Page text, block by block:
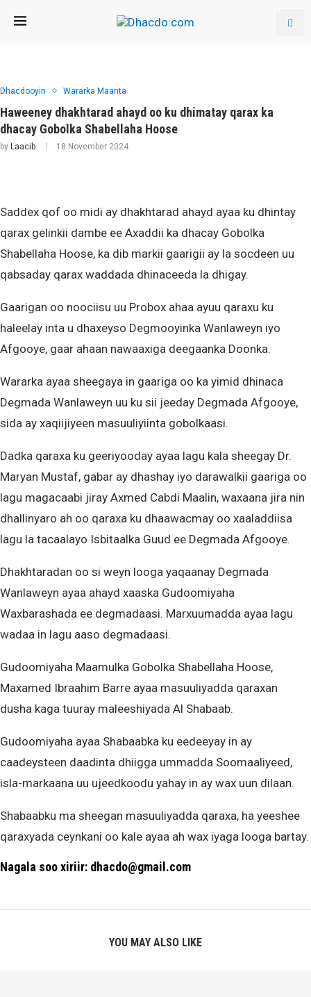
Dhacdooyin Wararka Maanta
Haweeney dhakhtarad ahayd oo ku dhimatay qarax ka
dhacay Gobolka Shabellaha Hoose
by Laacib 18 November 2024
Saddex qof oo midi ay dhakhtarad ahayd ayaa ku dhintay
qarax gelinkii dambe ee Axaddii ka dhacay Gobolka
Shabellaha Hoose, ka dib markii gaarigii ay la socdeen uu
qabsaday qarax waddada dhinaceeda la dhigay.
Gaarigan oo noociisu uu Probox ahaa ayuu qaraxu ku
haleelay inta u dhaxeyso Degmooyinka Wanlaweyn iyo
Afgooye, gaar ahaan nawaaxiga deegaanka Doonka.
Wararka ayaa sheegaya in gaariga oo ka yimid dhinaca
Degmada Wanlaweyn uu ku sii jeeday Degmada Afgooye,
sida ay xaqiijiyeen masuuliyiinta gobolkaasi.
Dadka qaraxa ku geeriyooday ayaa lagu kala sheegay Dr.
Maryan Mustaf, gabar ay dhashay iyo darawalkii gaariga oo
lagu magacaabi jiray Axmed Cabdi Maalin, waxaana jira nin
dhallinyaro ah oo qaraxa ku dhaawacmay oo xaaladdiisa
lagu la tacaalayo Isbitaalka Guud ee Degmada Afgooye.
Dhakhtaradan oo si weyn looga yaqaanay Degmada
Wanlaweyn ayaa ahayd xaaska Gudoomiyaha
Waxbarashada ee degmadaasi. Marxuumadda ayaa lagu
wadaa in lagu aaso degmadaasi.
Gudoomiyaha Maamulka Gobolka Shabellaha Hoose,
Maxamed Ibraahim Barre ayaa masuuliyadda qaraxan
dusha kaga tuuray maleeshiyada Al Shabaab.
Gudoomiyaha ayaa Shabaabka ku eedeeyay in ay
caadeysteen daadinta dhiigga ummadda Soomaaliyeed,
isla-markaana uu ujeedkoodu yahay in ay wax uun dilaan.
Shabaabku ma sheegan masuuliyadda qaraxa, ha yeeshee
qaraxyada ceynkani oo kale ayaa ah wax iyaga looga bartay.
Nagala soo xiriir: dhacdo@gmail.com
YOU MAY ALSO LIKE